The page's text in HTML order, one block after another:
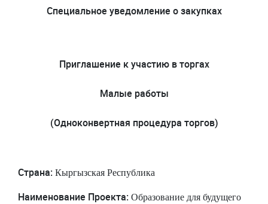
Специальное уведомление о закупках
Приглашение к участию в торгах
Малые работы
(Одноконвертная процедура торгов)
Страна: Кыргызская Республика
Наименование Проекта: Образование для будущего